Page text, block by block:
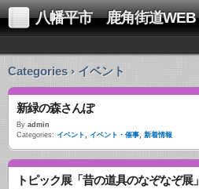
八幡平市 鹿角街道WEB
Categories › イベント
新緑の森さんぽ
By admin
Categories: イベント, イベント・催事, 新着情報
トピック展「昔の道具のなぞなぞ展」